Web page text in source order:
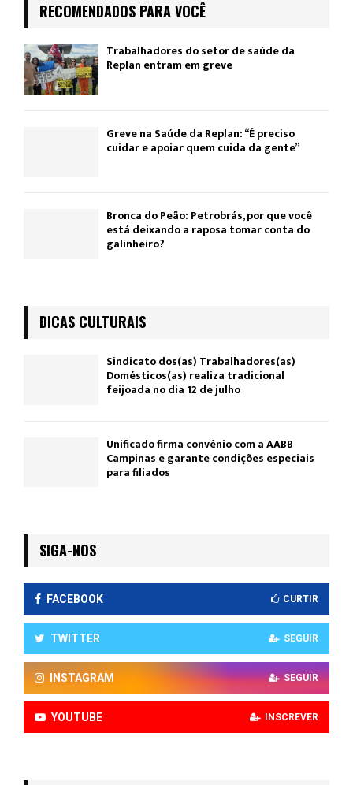
RECOMENDADOS PARA VOCÊ
Trabalhadores do setor de saúde da
Replan entram em greve
Greve na Saúde da Replan: “É preciso
cuidar e apoiar quem cuida da gente”
Bronca do Peão: Petrobrás, por que você
está deixando a raposa tomar conta do
galinheiro?
DICAS CULTURAIS
Sindicato dos(as) Trabalhadores(as)
Domésticos(as) realiza tradicional
feijoada no dia 12 de julho
Unificado firma convênio com a AABB
Campinas e garante condições especiais
para filiados
SIGA-NOS
FACEBOOK CURTIR
TWITTER SEGUIR
INSTAGRAM SEGUIR
YOUTUBE INSCREVER